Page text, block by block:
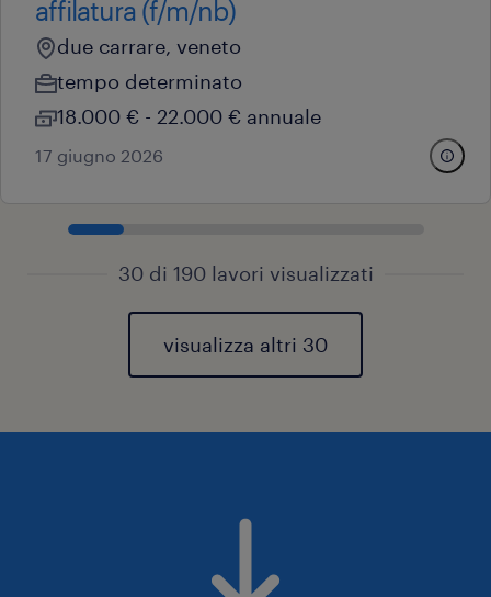
affilatura (f/m/nb)
due carrare, veneto
tempo determinato
18.000 € - 22.000 € annuale
17 giugno 2026
30 di 190 lavori visualizzati
visualizza altri 30